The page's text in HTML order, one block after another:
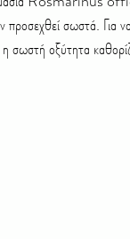
Δώρα
σωστά. Για
οξύτητα